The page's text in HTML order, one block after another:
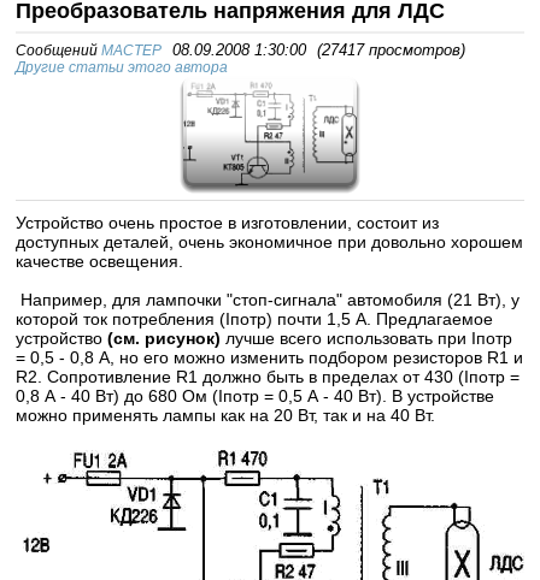
Преобразователь напряжения для ЛДС
СообщенийMACTEP 08.09.2008 1:30:00 (27417 просмотров)
Другие статьи этого автора
Устройство очень простое в изготовлении, состоит из
доступных деталей, очень экономичное при довольно хорошем
качестве освещения.
Например, для лампочки "стоп-сигнала" автомобиля (21 Вт), у
которой ток потребления (Iпотр) почти 1,5 А. Предлагаемое
устройство (см. рисунок) лучше всего использовать при Iпотр
= 0,5 - 0,8 А, но его можно изменить подбором резисторов R1 и
R2. Сопротивление R1 должно быть в пределах от 430 (Iпотр =
0,8 А - 40 Вт) до 680 Ом (Iпотр = 0,5 А - 40 Вт). В устройстве
можно применять лампы как на 20 Вт, так и на 40 Вт.